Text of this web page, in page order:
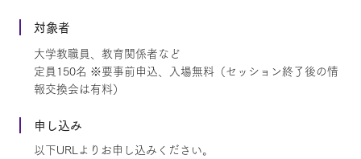
対象者
大学教職員、教育関係者など
定員150名 ※要事前申込、入場無料（セッション終了後の情
報交換会は有料）
申し込み
以下URLよりお申し込みください。